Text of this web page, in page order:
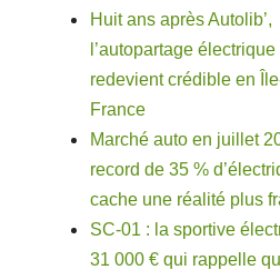
Huit ans après Autolib’,
l’autopartage électrique
redevient crédible en
France
Marché auto en juillet
record de 35 %
cache une réalité plus
SC-01 : la sportive
31 000 € qui rappelle